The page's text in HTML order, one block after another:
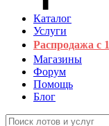
Каталог
Услуги
Распродажа с 1
Магазины
Форум
Помощь
Блог